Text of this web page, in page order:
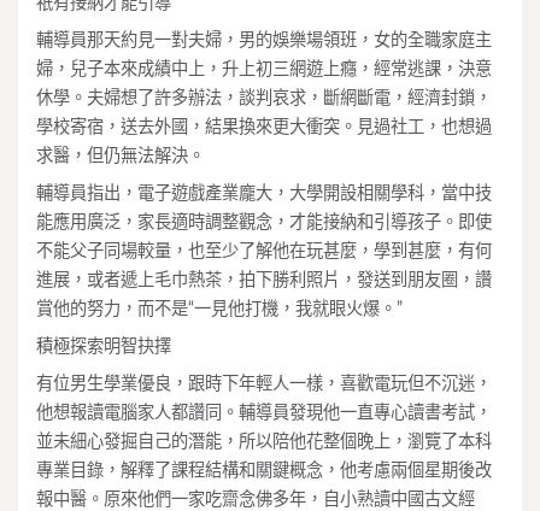
輔導員那天約見一對夫婦，男的娛樂場領班，女的全職家庭主
婦，兒子本來成績中上，升上初三網遊上癮，經常逃課，決意
休學。夫婦想了許多辦法，談判哀求，斷網斷電，經濟封鎖，
學校寄宿，送去外國，結果換來更大衝突。見過社工，也想過
求醫，但仍無法解決。
輔導員指出，電子遊戲產業龐大，大學開設相關學科，當中技
能應用廣泛，家長適時調整觀念，才能接納和引導孩子。即使
不能父子同場較量，也至少了解他在玩甚麼，學到甚麼，有何
進展，或者遞上毛巾熱茶，拍下勝利照片，發送到朋友圈，讚
賞他的努力，而不是“一見他打機，我就眼火爆。”
積極探索明智抉擇
有位男生學業優良，跟時下年輕人一樣，喜歡電玩但不沉迷，
他想報讀電腦家人都讚同。輔導員發現他一直專心讀書考試，
並未細心發掘自己的潛能，所以陪他花整個晚上，瀏覽了本科
專業目錄，解釋了課程結構和關鍵概念，他考慮兩個星期後改
報中醫。原來他們一家吃齋念佛多年，自小熟讀中國古文經